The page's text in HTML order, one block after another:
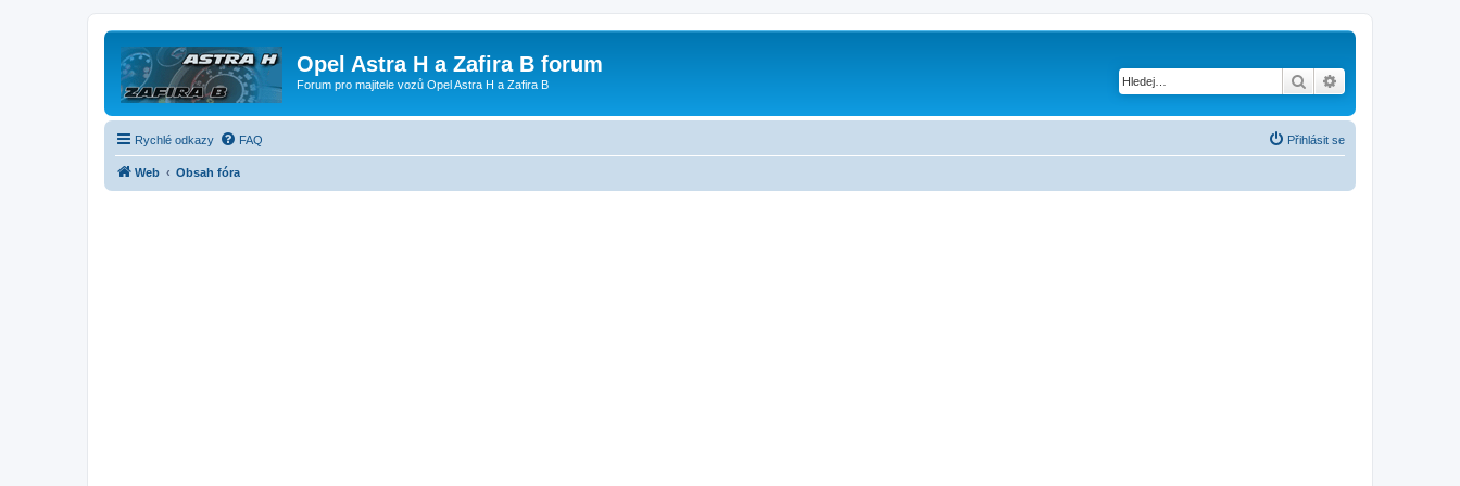
Opel Astra H a Zafira B forum
Forum pro majitele vozů Opel Astra H a Zafira B Hledat
Rychlé odkazy FAQ Přihlásit se
Web Obsah fóra